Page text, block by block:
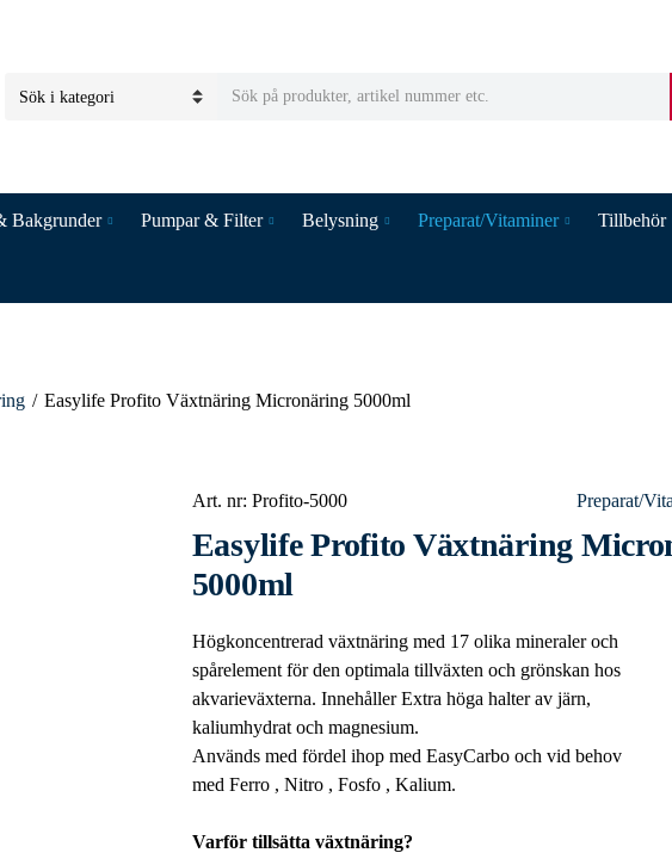
e
g
y
m
c
h
Bakgrunder Pumpar & Filter Belysning Preparat/Vitaminer Tillbehör
/ Easylife Profito Växtnäring Micronäring 5000ml
Art. nr: Profito-5000 Preparat/
Easylife Profito Växtnäring
5000ml
Högkoncentrerad växtnäring med 17 olika mineraler och
spårelement för den optimala tillväxten och grönskan hos
akvarieväxterna. Innehåller Extra höga halter av järn,
kaliumhydrat och magnesium.
Används med fördel ihop med EasyCarbo och vid behov
med Ferro , Nitro , Fosfo , Kalium.
Varför tillsätta växtnäring?